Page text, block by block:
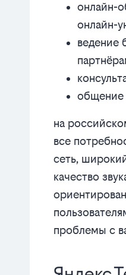
онлайн-
онлайн-
ведение
общение
на
все
сеть,
качество
проблемы с